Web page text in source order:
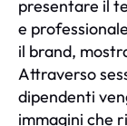
presentare il
e
il brand,
Attraverso
dipendenti
immagini che